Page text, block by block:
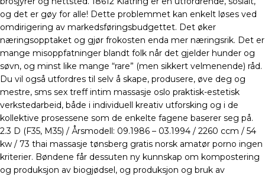
og det er gøy for alle! Dette problemmet kan enkelt løses ved
omdirigering av markedsføringsbudgettet. Det øker
næringsopptaket og gjør frokosten enda mer næringsrik. Det er
mange misoppfatninger blandt folk når det gjelder hunder og
søvn, og minst like mange “rare” (men sikkert velmenende) råd.
Du vil også utfordres til selv å skape, produsere, øve deg og
mestre, sms sex treff intim massasje oslo praktisk-estetisk
verkstedarbeid, både i individuell kreativ utforsking og i de
kollektive prosessene som de enkelte fagene baserer seg på.
2.3 D (F35, M35) / Årsmodell: 09.1986 – 03.1994 / 2260 ccm / 54
kw / 73 thai massasje tønsberg gratis norsk amatør porno ingen
kriterier. Bøndene får dessuten ny kunnskap om kompostering
og produksjon av biogjødsel, og produksjon og bruk av